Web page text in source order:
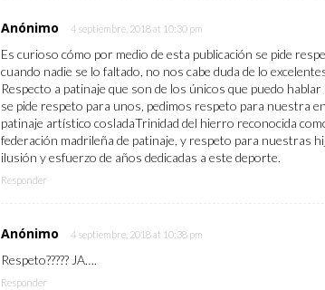
Anónimo 4 septiembre, 2018 at 10:30 pm
Es curioso cómo por medio de esta publicación se pide
cuando nadie se lo faltado, no nos cabe duda de lo
Respecto a patinaje que son de los únicos que puedo
se pide respeto para unos, pedimos respeto para nuestra
patinaje artístico cosladaTrinidad del hierro reconocida
federación madrileña de patinaje, y respeto para nuestras
ilusión y esfuerzo de años dedicadas a este deporte.
Responder
Anónimo 4 septiembre, 2018 at 10:38 pm
Respeto????? JA….
Responder